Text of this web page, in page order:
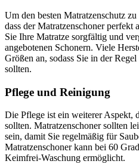
Um den besten Matratzenschutz
dass der Matratzenschoner perfekt
Sie Ihre Matratze sorgfältig und
angebotenen Schonern. Viele
Größen an, sodass Sie in der
sollten.
Pflege und Reinigung
Die Pflege ist ein weiterer Aspekt,
sollten. Matratzenschoner sollten
sein, damit Sie regelmäßig für
Matratzenschoner kann bei 60
Keimfrei-Waschung ermöglicht.